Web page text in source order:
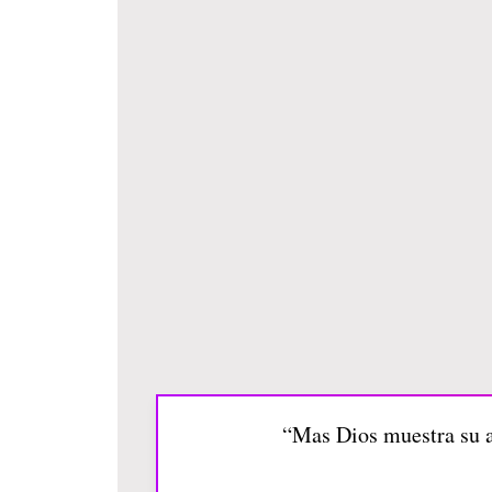
“Mas Dios muestra su